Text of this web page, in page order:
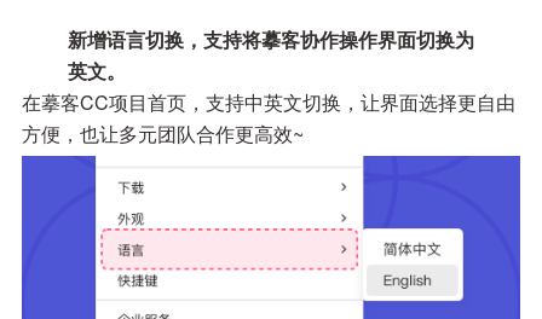
新增语言切换，支持将摹客协作操作界面切换为
英文。
在摹客CC项目首页，支持中英文切换，让界面选择更自由
方便，也让多元团队合作更高效~